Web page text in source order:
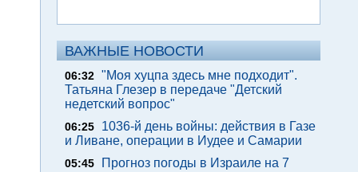
ВАЖНЫЕ НОВОСТИ
06:32 "Моя хуцпа здесь мне подходит".
Татьяна Глезер в передаче "Детский
недетский вопрос"
06:25
1036-й день войны: действия в Газе
и Ливане, операции в Иудее и Самарии
05:45
Прогноз погоды в Израиле на 7